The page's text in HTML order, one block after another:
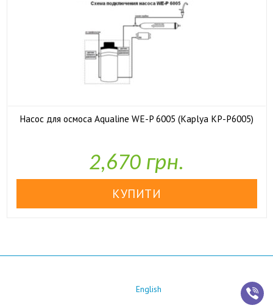
Насос для осмоса Aqualine WE-P 6005 (Kaplya KP-P6005)
2,670 грн.
English